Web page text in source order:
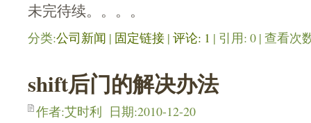
未完待续。。。。
分类:公司新闻 | 固定链接 | 评论: 1 | 引用: 0 | 查看次
shift后门的解决办法
作者:艾时利 日期:2010-12-20